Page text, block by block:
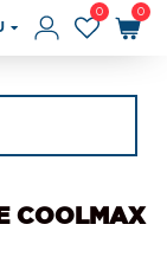
0 0
COOLMAX